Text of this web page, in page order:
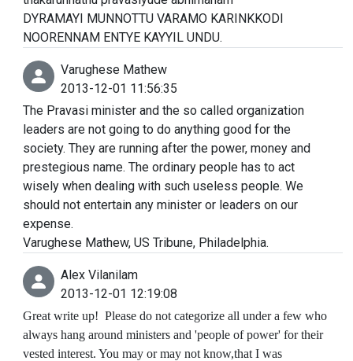
DYRAMAYI MUNNOTTU VARAMO KARINKKODI
NOORENNAM ENTYE KAYYIL UNDU.
Varughese Mathew
2013-12-01 11:56:35
The Pravasi minister and the so called organization
leaders are not going to do anything good for the
society. They are running after the power, money and
prestegious name. The ordinary people has to act
wisely when dealing with such useless people. We
should not entertain any minister or leaders on our
expense.
Varughese Mathew, US Tribune, Philadelphia.
Alex Vilanilam
2013-12-01 12:19:08
Great write up! Please do not categorize all under a few who
always hang around ministers and 'people of power' for their
vested interest. You may or may not know,that I was